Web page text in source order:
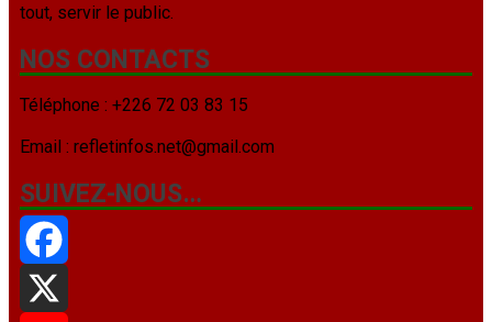
tout, servir le public.
NOS CONTACTS
Téléphone : +226 72 03 83 15
Email : refletinfos.net@gmail.com
SUIVEZ-NOUS…
Facebook